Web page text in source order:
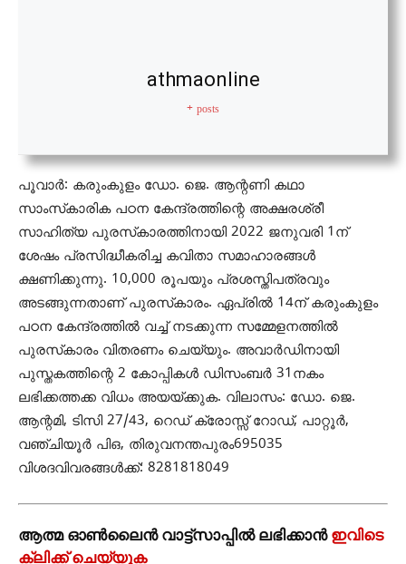
athmaonline
+ posts
പൂവാര്‍: കരുംകുളം ഡോ. ജെ. ആന്റണി കഥാ
സാംസ്‌കാരിക പഠന കേന്ദ്രത്തിന്റെ അക്ഷരശ്രീ
സാഹിത്യ പുരസ്‌കാരത്തിനായി 2022 ജനുവരി 1ന്
ശേഷം പ്രസിദ്ധീകരിച്ച കവിതാ സമാഹാരങ്ങള്‍
ക്ഷണിക്കുന്നു. 10,000 രൂപയും പ്രശസ്തിപത്രവും
അടങ്ങുന്നതാണ് പുരസ്‌കാരം. ഏപ്രില്‍ 14ന് കരുംകുളം
പഠന കേന്ദ്രത്തില്‍ വച്ച് നടക്കുന്ന സമ്മേളനത്തില്‍
പുരസ്‌കാരം വിതരണം ചെയ്യും. അവാര്‍ഡിനായി
പുസ്തകത്തിന്റെ 2 കോപ്പികള്‍ ഡിസംബര്‍ 31നകം
ലഭിക്കത്തക്ക വിധം അയയ്ക്കുക. വിലാസം: ഡോ. ജെ.
ആന്റമി, ടിസി 27/43, റെഡ് ക്രോസ്സ് റോഡ്, പാറ്റൂര്‍,
വഞ്ചിയൂര്‍ പിഒ, തിരുവനന്തപുരം695035
വിശദവിവരങ്ങള്‍ക്ക്: 8281818049
ആത്മ ഓൺലൈൻ വാട്ട്സാപ്പിൽ ലഭിക്കാൻ ഇവിടെ
ക്ലിക്ക് ചെയ്യുക